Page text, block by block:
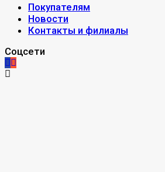
Покупателям
Новости
Контакты и филиалы
Соцсети